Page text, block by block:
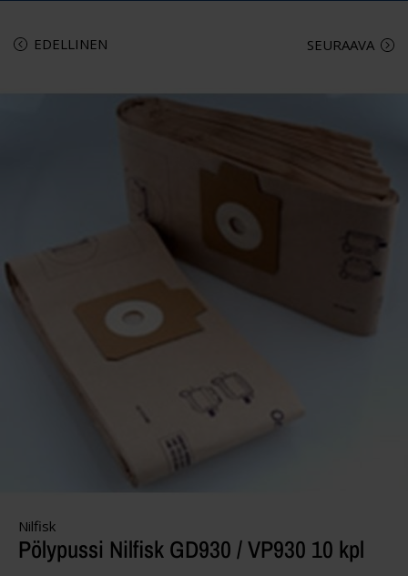
EDELLINEN SEURAAVA
Nilfisk
Pölypussi Nilfisk GD930 / VP930 10 kpl